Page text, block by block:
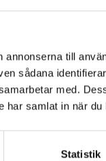
till
sådana
med.
har samlat in när
Statistik
Här
köper du våra
Dem köper du